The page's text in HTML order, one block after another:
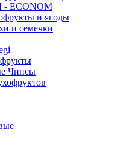
ECONOM
и ягоды
и семечки
Чипсы